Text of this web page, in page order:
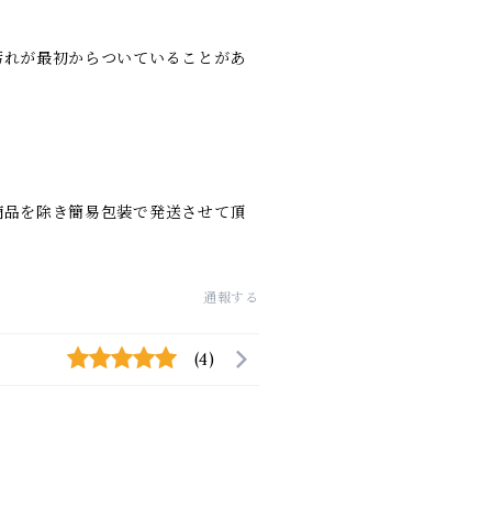
が最初からついていることがあ
を除き簡易包装で発送させて頂
通報する
(4)